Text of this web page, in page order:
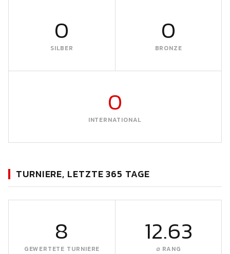
0
SILBER
0
BRONZE
0
INTERNATIONAL
TURNIERE, LETZTE 365 TAGE
8
GEWERTETE TURNIERE
12.63
∅ RANG